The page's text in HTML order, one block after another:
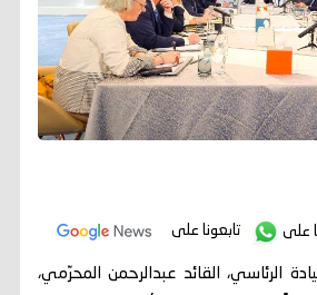
على تابعونا على
الرئاسي، القائد عبدالرحمن المحرّمي،